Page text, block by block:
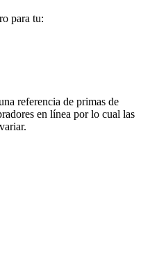
para tu:
referencia de primas de
en línea por lo cual las